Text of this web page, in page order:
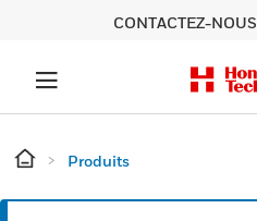
CONTACTEZ-NOUS
Produits